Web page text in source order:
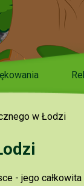
w Łodzi
- jego